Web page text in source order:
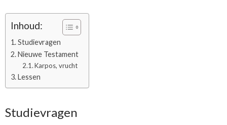
Inhoud:
Studievragen
Nieuwe Testament
Karpos, vrucht
Lessen
Studievragen